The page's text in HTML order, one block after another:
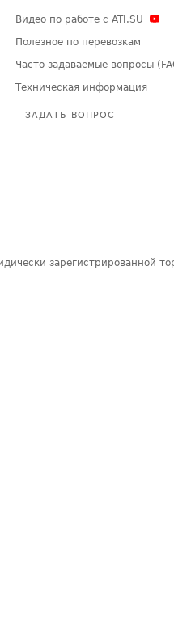
Видео по работе с ATI.SU
Полезное по перевозкам
Часто задаваемые вопросы
Техническая информация
ЗАДАТЬ ВОПРОС
зарегистрированной